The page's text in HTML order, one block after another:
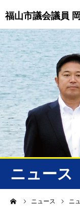
福山市議会議員
ニュース
ニュース ニ
HOME
重要情報
プロフィール
ニュース/トピ
ニュース